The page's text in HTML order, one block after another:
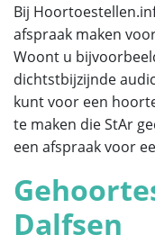
Bij
afspraak maken
Woont u
dichtstbijzijnde
kunt voor een
te maken die StAr
een afspraak voor
Dalfsen